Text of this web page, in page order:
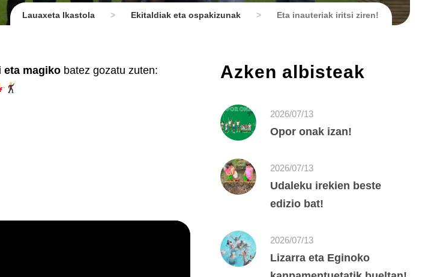
Lauaxeta Ikastola > Ekitaldiak eta ospakizunak > Eta inauteriak iritsi ziren!
eta magiko batez gozatu zuten:
Azken albisteak
2026/07/13
Opor onak izan!
2026/07/13
Udaleku irekien beste
edizio bat!
2026/07/13
Lizarra eta Eginoko